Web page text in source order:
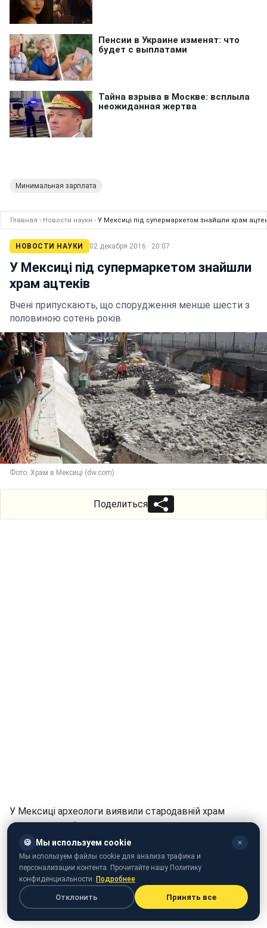
Минимальная зарплата
Главная › Новости науки › У Мексиці під супермаркетом знайшли храм
НОВОСТИ НАУКИ 02 декабря 2016 · 20:07
У Мексиці під супермаркетом знайшли
храм ацтеків
Вчені припускають, що спорудження менше шести з
половиною сотень років
Фото: Храм в Мексиці (dw.com)
Поделиться
У Мексиці археологи виявили стародавній храм
ацтеків, який був розташований під місцевим
супермаркетом. Вчені визначили, що давній споруді не
менше шести з половиною сотень років.
Як повідомляєDW, храм раніше служив місцем
шанування бога Ээкатля, який у віруваннях ацтеків
відповідав за повітряну стихію.
🍪 Мы используем cookie ✕
Мы используем файлы cookie для анализа трафика и
персонализации контента. Прочитайте нашу Политику
конфиденциальности. Подробнее
Отклонить Принять все